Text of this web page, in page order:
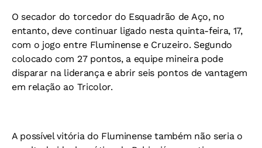
O secador do torcedor do Esquadrão de Aço, no
entanto, deve continuar ligado nesta quinta-feira, 17,
com o jogo entre Fluminense e Cruzeiro. Segundo
colocado com 27 pontos, a equipe mineira pode
disparar na liderança e abrir seis pontos de vantagem
em relação ao Tricolor.
A possível vitória do Fluminense também não seria o